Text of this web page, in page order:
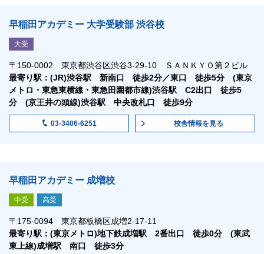
早稲田アカデミー 大学受験部 渋谷校
大受
〒150-0002 東京都渋谷区渋谷3-29-10 ＳＡＮＫＹＯ第２ビル
最寄り駅：(JR)渋谷駅 新南口 徒歩2分／東口 徒歩5分 (東京
メトロ・東急東横線・東急田園都市線)渋谷駅 C2出口 徒歩5
分 (京王井の頭線)渋谷駅 中央改札口 徒歩9分
03-3406-6251 校舎情報を見る
早稲田アカデミー 成増校
中受 高受
〒175-0094 東京都板橋区成増2-17-11
最寄り駅：(東京メトロ)地下鉄成増駅 2番出口 徒歩0分 (東武
東上線)成増駅 南口 徒歩3分